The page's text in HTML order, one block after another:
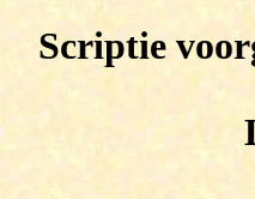
Scriptie